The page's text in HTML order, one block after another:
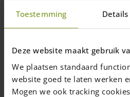
Toestemming Details
Deze website maakt gebruik
We plaatsen standaard
website goed te laten werken
Mogen we ook tracking
maakte een relatief eenvoudige,
overkapping van kastanjehouten
houten palen met een diameter van
houtverbindingen en gebruikte
constructie stevigheid en stabiliteit
in beton gestort.